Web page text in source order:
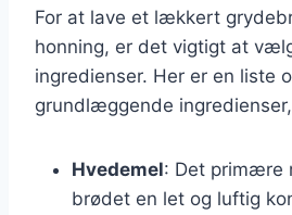
For at lave et lækkert
honning, er det vigtigt at
ingredienser. Her er en liste
grundlæggende
Hvedemel: Det primære
brødet en let og luftig